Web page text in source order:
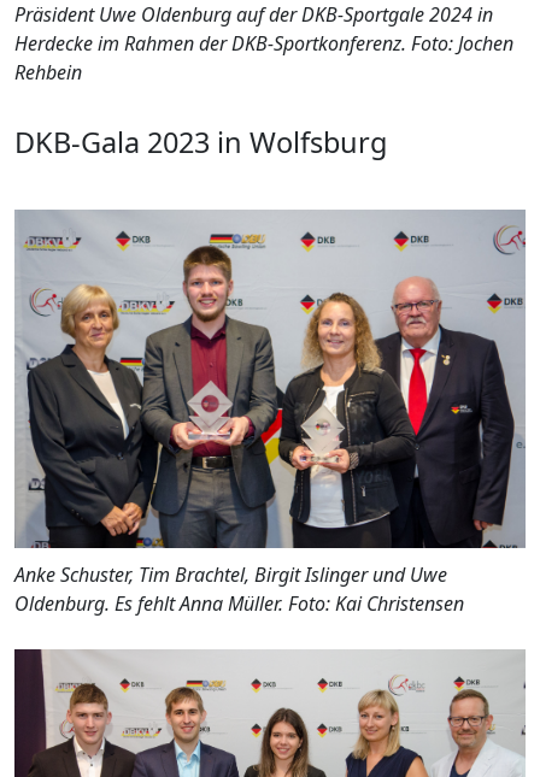
Präsident Uwe Oldenburg auf der DKB-Sportgale 2024 in
Herdecke im Rahmen der DKB-Sportkonferenz. Foto: Jochen
Rehbein
DKB-Gala 2023 in Wolfsburg
Anke Schuster, Tim Brachtel, Birgit Islinger und Uwe
Oldenburg. Es fehlt Anna Müller. Foto: Kai Christensen